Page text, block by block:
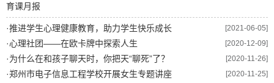
育课月报
[2021-06-05]
·推进学生心理健康教育，助力学生快乐成长
[2020-12-09]
·心理社团——在欧卡牌中探索人生
[2020-11-26]
·为什么在和孩子聊天时，你把天“聊死”了？
[2020-11-25]
·郑州市电子信息工程学校开展女生专题讲座